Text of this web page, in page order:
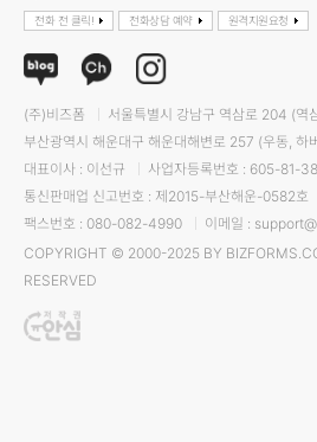
전화 전 클릭! 전화상담 예약 원격지원요청
(주)비즈폼
서울특별시 강남구 역삼로 204 (역
부산광역시 해운대구 해운대해변로 257 (우동, 하
대표이사 : 이선규
사업자등록번호 : 605-81-
통신판매업 신고번호 : 제2015-부산해운-0582호
팩스번호 : 080-082-4990
이메일 :
COPYRIGHT © 2000-2025 BY
RESERVED